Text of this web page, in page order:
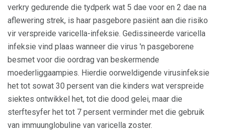
verkry gedurende die tydperk wat 5 dae voor en 2 dae na
aflewering strek, is haar pasgebore pasiënt aan die risiko
vir verspreide varicella-infeksie. Gedissineerde varicella
infeksie vind plaas wanneer die virus 'n pasgeborene
besmet voor die oordrag van beskermende
moederliggaampies. Hierdie oorweldigende virusinfeksie
het tot sowat 30 persent van die kinders wat verspreide
siektes ontwikkel het, tot die dood gelei, maar die
sterftesyfer het tot 7 persent verminder met die gebruik
van immuunglobuline van varicella zoster.